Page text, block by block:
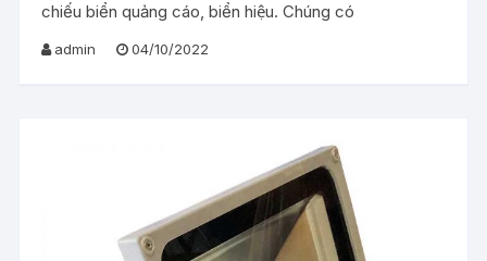
chiếu biển quảng cáo, biển hiệu. Chúng có
admin 04/10/2022